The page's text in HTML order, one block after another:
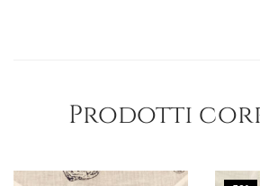
Prodotti